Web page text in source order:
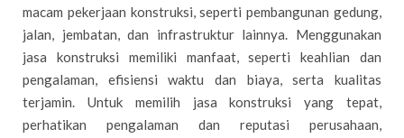
macam pekerjaan konstruksi, seperti pembangunan gedung,
jalan, jembatan, dan infrastruktur lainnya. Menggunakan
jasa konstruksi memiliki manfaat, seperti keahlian dan
pengalaman, efisiensi waktu dan biaya, serta kualitas
terjamin. Untuk memilih jasa konstruksi yang tepat,
perhatikan pengalaman dan reputasi perusahaan,